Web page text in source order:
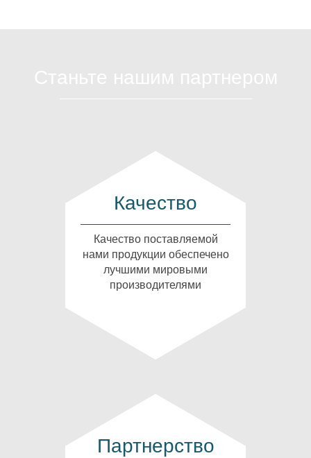
Качество
Качество поставляемой
нами продукции обеспечено
лучшими мировыми
производителями
Партнерство